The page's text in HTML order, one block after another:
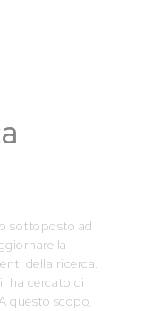
sottoposto ad
la
della ricerca.
ha cercato di
questo scopo,